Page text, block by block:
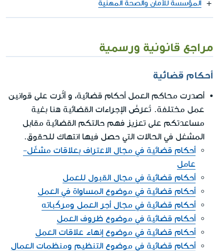
المؤسسة للأمان والصحة المهنية
مراجع قانونية ورسمية
أحكام قضائية
أصدرت محاكم العمل أحكام قضائية، و أثّرت على قوانين
عمل مختلفة. تُعرَضُ الإجراءات القضائية هنا بغية
مساعدتكم على تعزيز فهم حالتكم القضائية مقابل
المشغل في الحالات التي حصل فيها انتهاك للحقوق.
أحكام قضائية في مجال الاعتراف بعلاقات مشغّل-
عامل
أحكام قضائية في مجال القبول للعمل
أحكام قضائية في موضوع المساواة في العمل
أحكام قضائية في مجال أجر العمل ومركّباته
أحكام قضائية في موضوع ظروف العمل
أحكام قضائية في موضوع إنهاء علاقات العمل
أحكام قضائية في موضوع التنظيم ومنظمات العمال